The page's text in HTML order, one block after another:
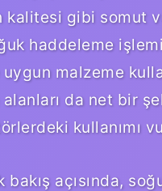
kalitesi gibi somut
haddeleme
malzeme
alanları da net bir
kullanımı
bakış açısında,